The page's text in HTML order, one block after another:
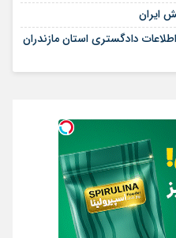
ایران
دادگستری استان مازندران